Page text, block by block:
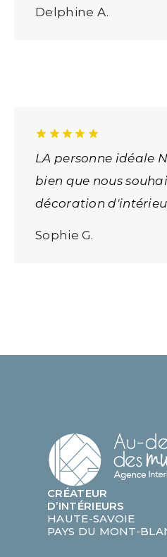
Delphine A.
LA personne idéale
bien que nous
décoration
Sophie G.
CRÉATEUR
D’INTÉRIEURS
HAUTE-SAVOIE
PAYS DU MONT-